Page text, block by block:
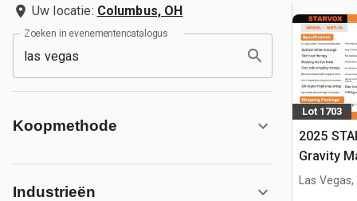
Uw locatie: Columbus, OH
Zoeken in evenementencatalogus
Koopmethode
Industrieën
Lot 1703
2025
Gravity
(Unused)
Las Vegas,